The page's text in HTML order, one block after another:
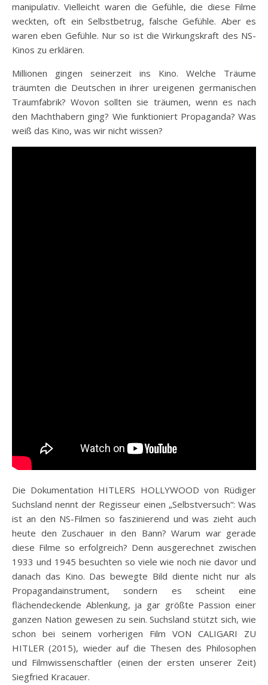
manipulativ. Vielleicht waren die Gefühle, die diese Filme
weckten, oft ein Selbstbetrug, falsche Gefühle. Aber es
waren eben Gefühle. Nur so ist die Wirkungskraft des NS-
Kinos zu erklären.
Millionen gingen seinerzeit ins Kino. Welche Träume
träumten die Deutschen in ihrer ureigenen germanischen
Traumfabrik? Wovon sollten sie träumen, wenn es nach
den Machthabern ging? Wie funktioniert Propaganda? Was
weiß das Kino, was wir nicht wissen?
Die Dokumentation HITLERS HOLLYWOOD von Rüdiger
Suchsland nennt der Regisseur einen „Selbstversuch“: Was
ist an den NS-Filmen so faszinierend und was zieht auch
heute den Zuschauer in den Bann? Warum war gerade
diese Filme so erfolgreich? Denn ausgerechnet zwischen
1933 und 1945 besuchten so viele wie noch nie davor und
danach das Kino. Das bewegte Bild diente nicht nur als
Propagandainstrument, sondern es scheint eine
flächendeckende Ablenkung, ja gar größte Passion einer
ganzen Nation gewesen zu sein. Suchsland stützt sich, wie
schon bei seinem vorherigen Film VON CALIGARI ZU
HITLER (2015), wieder auf die Thesen des Philosophen
und Filmwissenschaftler (einen der ersten unserer Zeit)
Siegfried Kracauer.